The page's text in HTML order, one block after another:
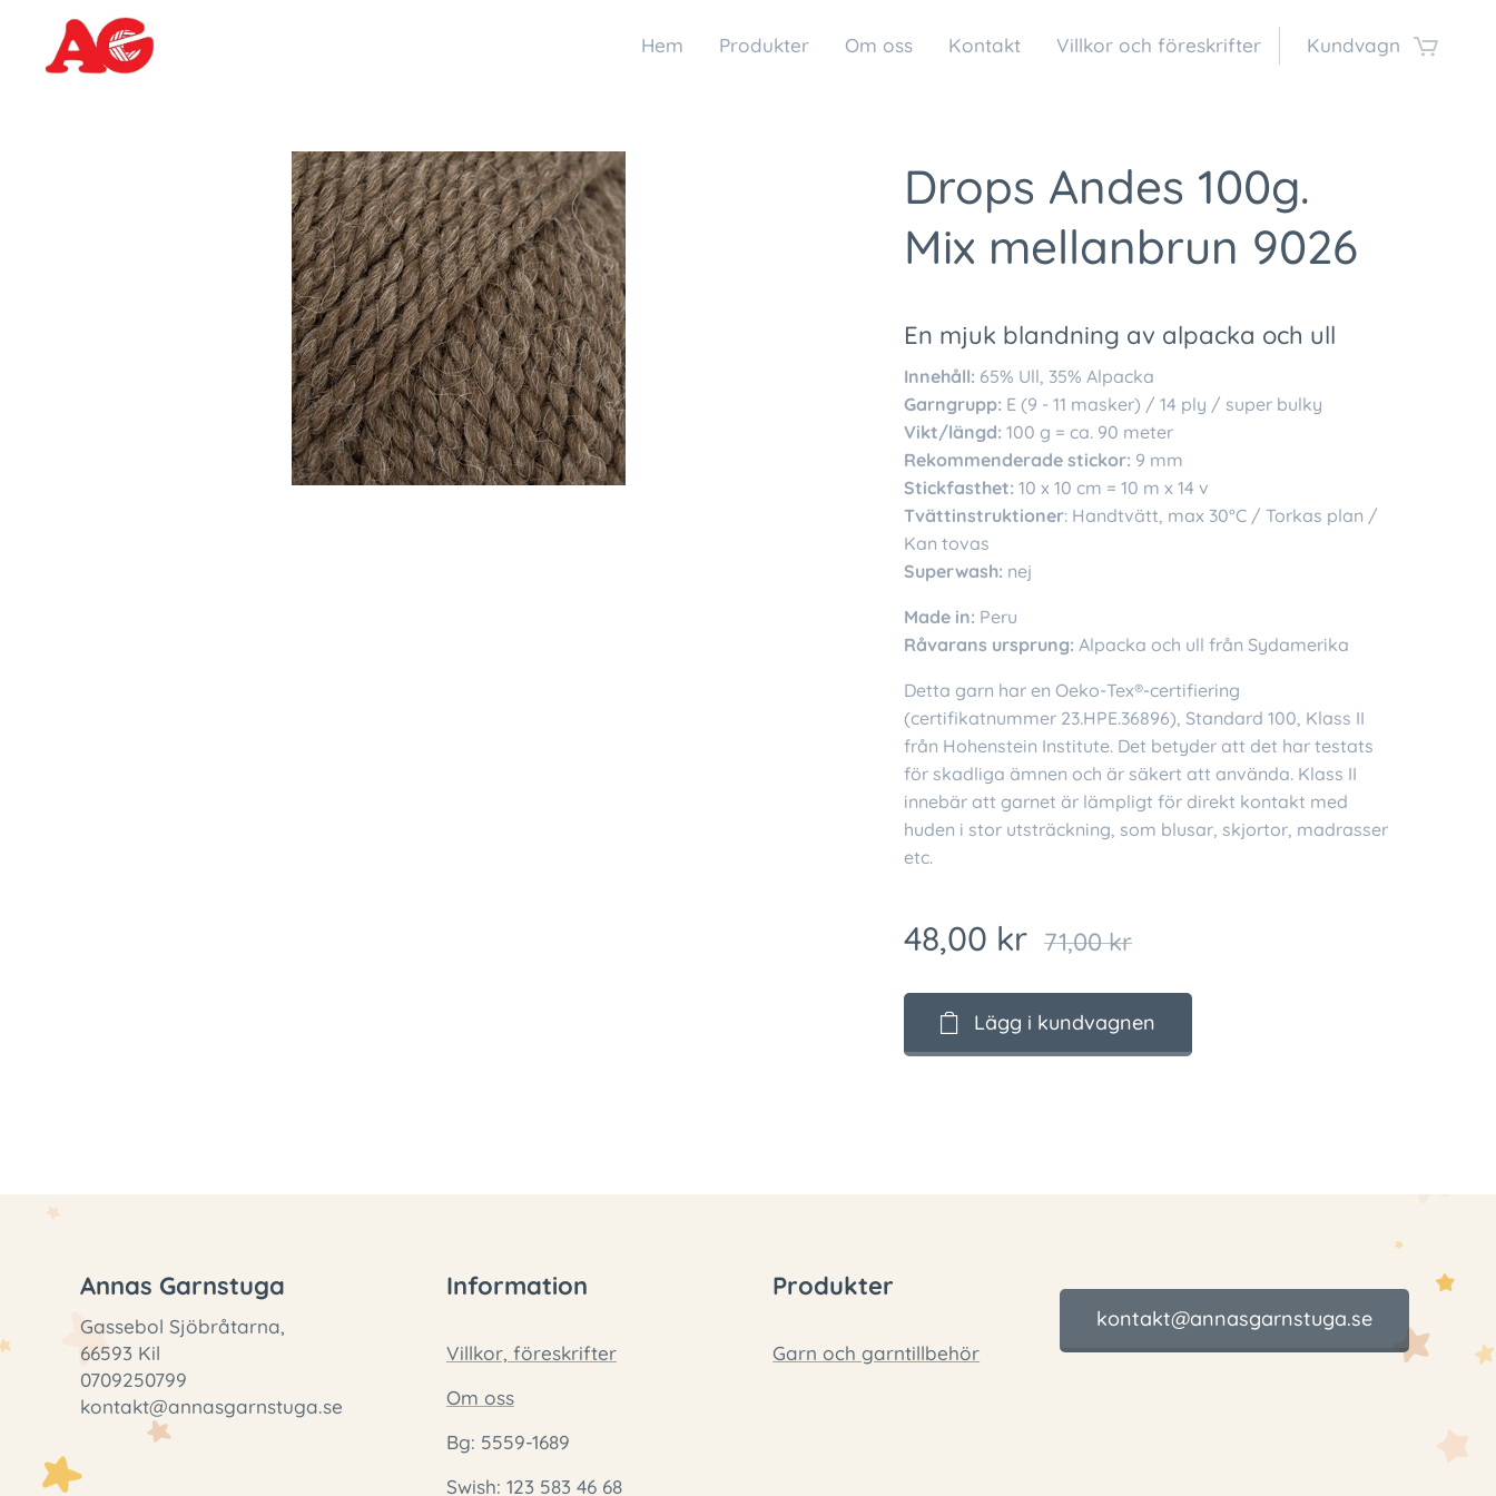
Hem Produkter Om oss Kontakt Villkor och föreskrifter Kundvagn
Drops Andes 100g.
Mix mellanbrun 9026
En mjuk blandning av alpacka och ull
Innehåll: 65% Ull, 35% Alpacka
Garngrupp: E (9 - 11 masker) / 14 ply / super bulky
Vikt/längd: 100 g = ca. 90 meter
Rekommenderade stickor: 9 mm
Stickfasthet: 10 x 10 cm = 10 m x 14 v
Tvättinstruktioner: Handtvätt, max 30°C / Torkas plan /
Kan tovas
Superwash: nej
Made in: Peru
Råvarans ursprung: Alpacka och ull från Sydamerika
Detta garn har en Oeko-Tex®-certifiering
(certifikatnummer 23.HPE.36896), Standard 100, Klass II
från Hohenstein Institute. Det betyder att det har testats
för skadliga ämnen och är säkert att använda. Klass II
innebär att garnet är lämpligt för direkt kontakt med
huden i stor utsträckning, som blusar, skjortor, madrasser
etc.
48,00 kr 71,00kr
Lägg i kundvagnen
Annas Garnstuga
Gassebol Sjöbråtarna,
66593 Kil
0709250799
kontakt@annasgarnstuga.se
Information
Villkor, föreskrifter
Om oss
Bg: 5559-1689
Swish: 123 583 46 68
Produkter
Garn och garntillbehör
kontakt@annasgarnstuga.se